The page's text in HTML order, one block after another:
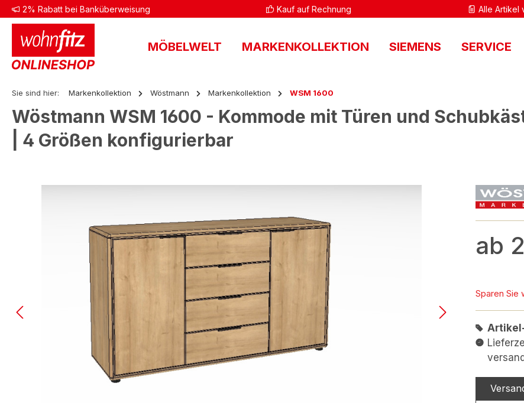
Hauptinhalt springen
Zur Suche springen
Zur Hauptnavigation springen
2% Rabatt bei Banküberweisung Kauf auf Rechnung Alle Artikel
MÖBELWELT MARKENKOLLEKTION SIEMENS SERVICE
Sie sind hier: Markenkollektion Wöstmann Markenkollektion WSM 1600
Wöstmann WSM 1600 - Kommode mit Türen und
| 4 Größen konfigurierbar
ab
Sparen Sie